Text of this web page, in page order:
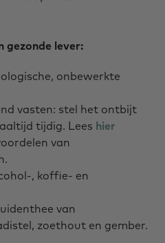
gezonde lever:
onbewerkte
vasten: stel het ontbijt
tijdig. Lees hier
van
, koffie- en
van
zoethout en gember.